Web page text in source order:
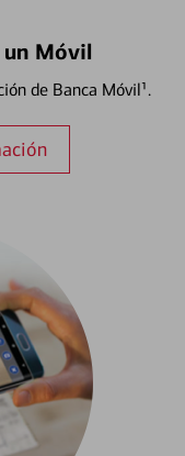
un Móvil
de Banca Móvil¹.